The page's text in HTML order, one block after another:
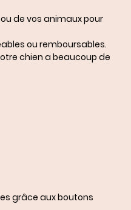
de vos animaux pour
ou remboursables.
chien a beaucoup de
grâce aux boutons